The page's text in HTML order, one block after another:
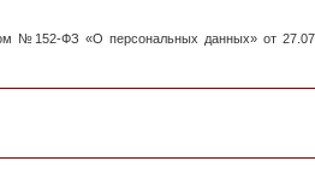
№152-ФЗ «О персональных данных» от